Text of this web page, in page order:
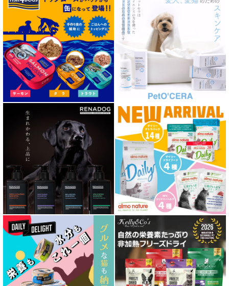
肥満ケア対応 フード for DOG
泌尿器ケア対応 フード for DOG
胃腸ケア対応 フード for DOG
口腔内・喉ケア対応商品 犬用
心臓ケア対応ドッグフード
皮膚・被毛ケア対応 フード for DOG
低脂肪 ドライフード for DOG
特集 ドッグフードの涙やけ対策
特集 穀物不使用 ドッグフード（ドライ）